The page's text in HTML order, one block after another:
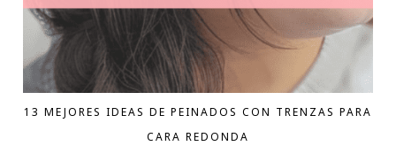
13 MEJORES IDEAS DE PEINADOS CON TRENZAS PARA
CARA REDONDA